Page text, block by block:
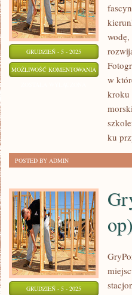
GRUDZIEŃ - 5 - 2025
MOŻLIWOŚĆ KOMENTOWANIA ŻEGLARSKA
MODA
w
kroku
ku
POSTED BY ADMIN
GRUDZIEŃ - 5 - 2025
op)